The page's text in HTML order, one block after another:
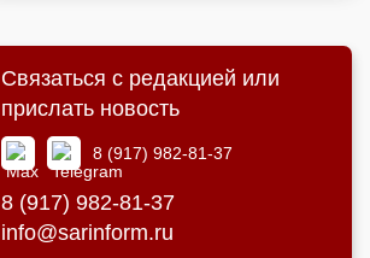
Связаться с редакцией или
прислать новость
8 (917) 982-81-37
8 (917) 982-81-37
info@sarinform.ru